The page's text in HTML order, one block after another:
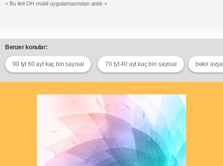
< Bu ileti DH mobil uygulamasından atıldı >
Benzer konular:
90 tyt 60 ayt kaç bin sayısal 70 tyt 40 ayt kaç bin sayısal bekir